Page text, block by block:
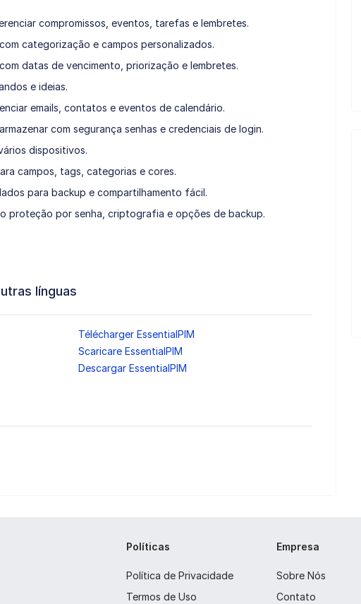
compromissos, eventos, tarefas e lembretes.
categorização e campos personalizados.
datas de vencimento, priorização e lembretes.
e ideias.
emails, contatos e eventos de calendário.
com segurança senhas e credenciais de login.
dispositivos.
campos, tags, categorias e cores.
para backup e compartilhamento fácil.
proteção por senha, criptografia e opções de backup.
línguas
Télécharger EssentialPIM
Scaricare EssentialPIM
Descargar EssentialPIM
Políticas
Política de Privacidade
Termos de Uso
Empresa
Sobre Nós
Contato